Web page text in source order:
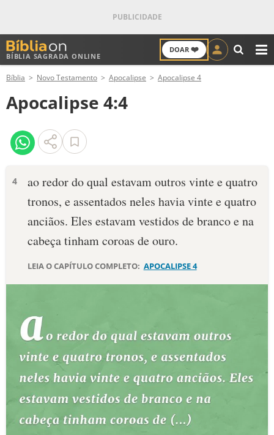
BÍBLIA SAGRADA ONLINE
DOAR ❤️
ANTIGO TESTAMENTO
NOVO TESTAMENTO
VERSÍCULOS
PALAVRA DO DIA
SALMO DO DIA
DEVOCIONAL DIÁRIO
ESTUDOS BÍBLICOS
ESBOÇOS DE PREGAÇÃO
PERGUNTE À BÍBLIA IA
Bíblia Novo Testamento Apocalipse Apocalipse 4
Apocalipse 4:4
4
ao redor do qual estavam outros vinte e quatro
tronos, e assentados neles havia vinte e quatro
anciãos. Eles estavam vestidos de branco e na
cabeça tinham coroas de ouro.
LEIA O CAPÍTULO COMPLETO: APOCALIPSE 4